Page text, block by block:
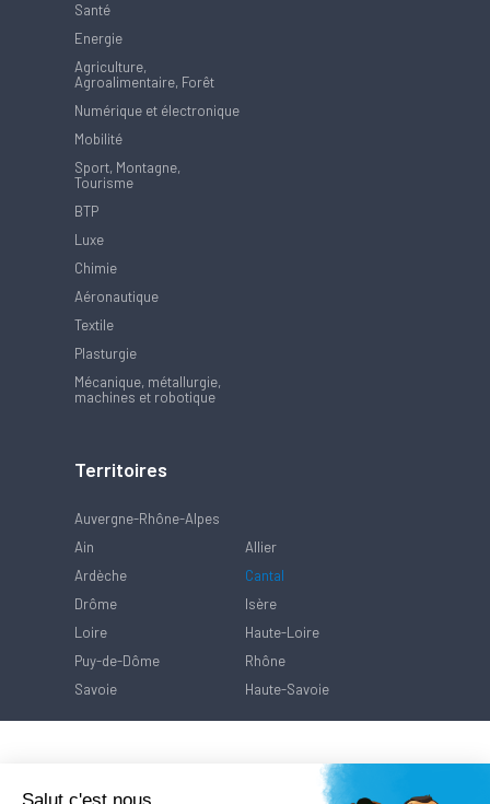
Santé
Energie
Agriculture,
Agroalimentaire, Forêt
Numérique et électronique
Mobilité
Sport, Montagne,
Tourisme
BTP
Luxe
Chimie
Aéronautique
Textile
Plasturgie
Mécanique, métallurgie,
machines et robotique
Territoires
Auvergne-Rhône-Alpes
Ain
Allier
Ardèche
Cantal
Drôme
Isère
Loire
Haute-Loire
Puy-de-Dôme
Rhône
Savoie
Haute-Savoie